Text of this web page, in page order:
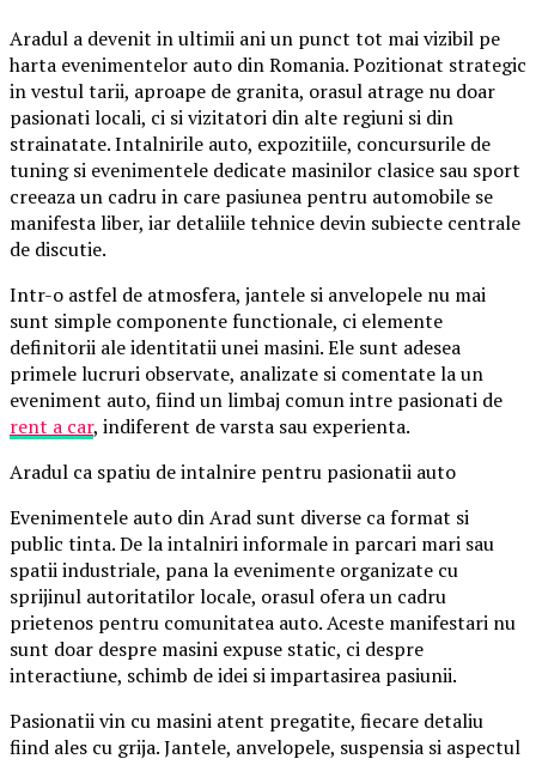
Aradul a devenit in ultimii ani un punct tot mai vizibil pe
harta evenimentelor auto din Romania. Pozitionat strategic
in vestul tarii, aproape de granita, orasul atrage nu doar
pasionati locali, ci si vizitatori din alte regiuni si din
strainatate. Intalnirile auto, expozitiile, concursurile de
tuning si evenimentele dedicate masinilor clasice sau sport
creeaza un cadru in care pasiunea pentru automobile se
manifesta liber, iar detaliile tehnice devin subiecte centrale
de discutie.
Intr-o astfel de atmosfera, jantele si anvelopele nu mai
sunt simple componente functionale, ci elemente
definitorii ale identitatii unei masini. Ele sunt adesea
primele lucruri observate, analizate si comentate la un
eveniment auto, fiind un limbaj comun intre pasionati de
rent a car, indiferent de varsta sau experienta.
Aradul ca spatiu de intalnire pentru pasionatii auto
Evenimentele auto din Arad sunt diverse ca format si
public tinta. De la intalniri informale in parcari mari sau
spatii industriale, pana la evenimente organizate cu
sprijinul autoritatilor locale, orasul ofera un cadru
prietenos pentru comunitatea auto. Aceste manifestari nu
sunt doar despre masini expuse static, ci despre
interactiune, schimb de idei si impartasirea pasiunii.
Pasionatii vin cu masini atent pregatite, fiecare detaliu
fiind ales cu grija. Jantele, anvelopele, suspensia si aspectul